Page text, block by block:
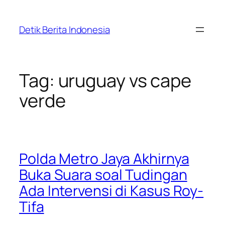
content
Detik Berita Indonesia
Tag: uruguay vs cape
verde
Polda Metro Jaya Akhirnya
Buka Suara soal Tudingan
Ada Intervensi di Kasus Roy-
Tifa